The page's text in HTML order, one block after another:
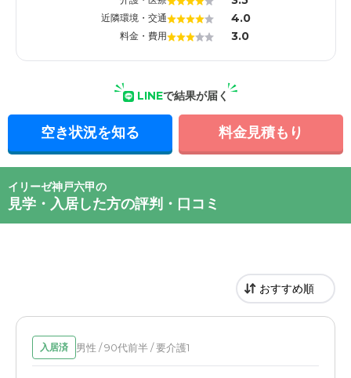
近隣環境・交通 4.0
料金・費用 3.0
LINEで結果が届く
空き状況を知る 料金見積もり
イリーゼ神戸六甲の
見学・入居した方の評判・口コミ
入居済 男性 / 90代前半 / 要介護1